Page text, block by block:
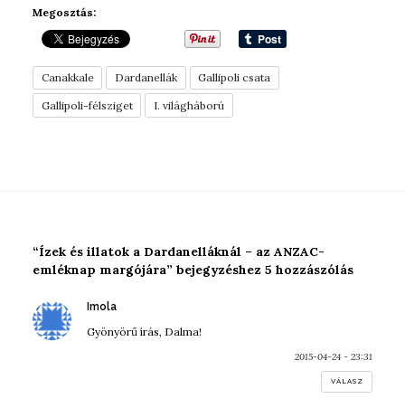
Megosztás:
Canakkale Dardanellák Gallipoli csata
Gallipoli-félsziget I. világháború
“Ízek és illatok a Dardanelláknál – az ANZAC-
emléknap margójára” bejegyzéshez 5 hozzászólás
Imola
Gyönyörű írás, Dalma!
2015-04-24 - 23:31
VÁLASZ